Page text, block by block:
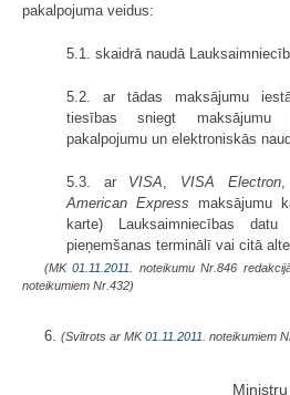
pakalpojuma veidus:
5.1. skaidrā naudā
5.2. ar tādas maksājumu
tiesības sniegt maksājumu
pakalpojumu un elektroniskās
5.3. ar VISA VISA Electron,
American Express maksājumu
karte) Lauksaimniecības
pieņemšanas terminālī vai citā
(MK01.11.2011. noteikumu Nr.846
noteikumiem Nr.432)
6. (Svītrots ar MK01.11.2011. noteikumiem